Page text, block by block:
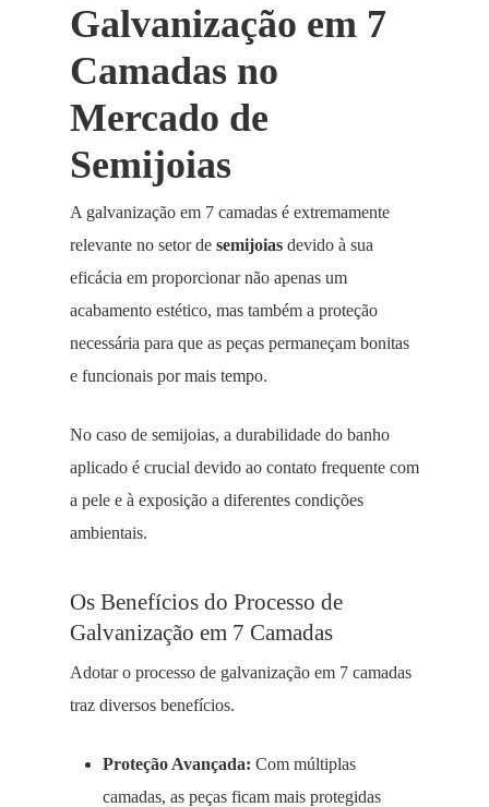
Galvanização em 7
Camadas no
Mercado de
Semijoias
A galvanização em 7 camadas é extremamente
relevante no setor de semijoias devido à sua
eficácia em proporcionar não apenas um
acabamento estético, mas também a proteção
necessária para que as peças permaneçam bonitas
e funcionais por mais tempo.
No caso de semijoias, a durabilidade do banho
aplicado é crucial devido ao contato frequente com
a pele e à exposição a diferentes condições
ambientais.
Os Benefícios do Processo de
Galvanização em 7 Camadas
Adotar o processo de galvanização em 7 camadas
traz diversos benefícios.
Proteção Avançada: Com múltiplas
camadas, as peças ficam mais protegidas